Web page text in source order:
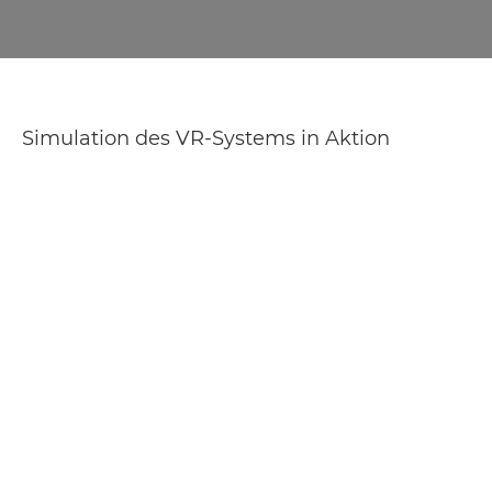
Simulation des VR-Systems in Aktion